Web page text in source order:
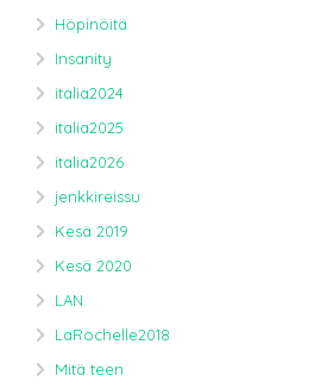
Höpinöitä
Insanity
italia2024
italia2025
italia2026
jenkkireissu
Kesä 2019
Kesä 2020
LAN
LaRochelle2018
Mitä teen